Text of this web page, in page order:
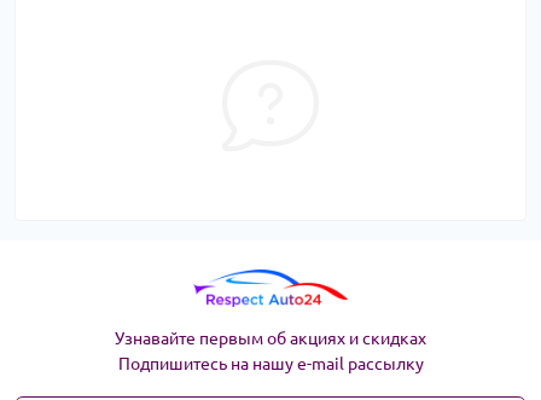
Узнавайте первым об акциях и скидках
Подпишитесь на нашу e-mail рассылку